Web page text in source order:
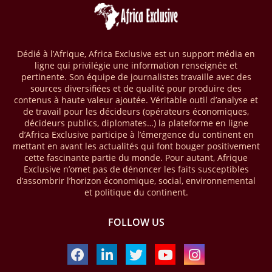
BASSIN DU CONGO
La Banque mondiale a approuvé un projet d’envergure visant à
Congo » (SCBFEP), il mobilise 1,02 milliard $, dont une première
phase de 394,83 millions de dollars. C’est ce qu’indique l’institution
dans un communiqué publié mercredi 1er avril. Cette première phase
vise à améliorer la gestion forestière, renforcer les chaînes de valeur
et créer 220 000 emplois au Cameroun, en République centrafricaine
(RCA) et en République du Congo. Près de 8 millions d’hectares
seront placés sous gestion durable.
28/03/26 AFRIQUE - MOBILE MONEY
Selon le rapport publié par l’Association mondiale des opérateurs de
téléphonie mobile (GSMA), près de 1432 milliards USD ont transité
« The State of the Industry Report on Mobile Money 2026 » précise
mobile money réalisées à l’échelle mondiale, qui s’est établie à 2091
milliards USD (+23 % par rapport à 2024). L’Afrique a également
Dédié à l’Afrique, Africa Exclusive est un support média en
ligne qui privilégie une information renseignée et
pertinente. Son équipe de journalistes travaille avec des
sources diversifiées et de qualité pour produire des
contenus à haute valeur ajoutée. Véritable outil d’analyse et
de travail pour les décideurs (opérateurs économiques,
décideurs publics, diplomates…) la plateforme en ligne
d’Africa Exclusive participe à l’émergence du continent en
mettant en avant les actualités qui font bouger positivement
cette fascinante partie du monde. Pour autant, Afrique
Exclusive n’omet pas de dénoncer les faits susceptibles
d’assombrir l’horizon économique, social, environnemental
et politique du continent.
FOLLOW US